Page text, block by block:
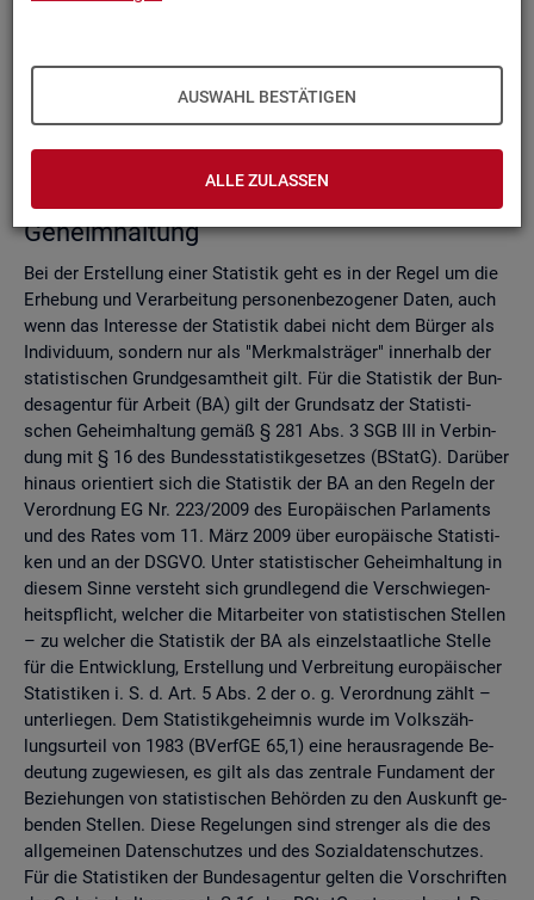
AUSWAHL BESTÄTIGEN
ALLE ZULASSEN
tung
Zell­sper­rungs­ver­fah­ren
Run­dungs­ver­fah­ren
Ver­gleich der Ver­fah­ren
Recht­li­che Grund­la­gen der sta­tis­ti­schen
Ge­heim­hal­tung
Bei der Er­stel­lung einer Sta­tis­tik geht es in der Regel um die
Er­he­bung und Ver­ar­bei­tung per­so­nen­be­zo­ge­ner Daten, auch
wenn das In­ter­es­se der Sta­tis­tik dabei nicht dem Bür­ger als
In­di­vi­du­um, son­dern nur als "Merk­mals­trä­ger" in­ner­halb der
sta­tis­ti­schen Grund­ge­samt­heit gilt. Für die Sta­tis­tik der Bun­
des­agen­tur für Ar­beit (BA) gilt der Grund­satz der Sta­tis­ti­
schen Ge­heim­hal­tung gemäß § 281 Abs. 3 SGB III in Ver­bin­
dung mit § 16 des Bun­des­sta­tis­tik­ge­set­zes (BStatG). Dar­über
hin­aus ori­en­tiert sich die Sta­tis­tik der BA an den Re­geln der
Ver­ord­nung EG Nr. 223/2009 des Eu­ro­päi­schen Par­la­ments
und des Rates vom 11. März 2009 über eu­ro­päi­sche Sta­tis­ti­
ken und an der DSGVO. Unter sta­tis­ti­scher Ge­heim­hal­tung in
die­sem Sinne ver­steht sich grund­le­gend die Ver­schwie­gen­
heits­pflicht, wel­cher die Mit­ar­bei­ter von sta­tis­ti­schen Stel­len
– zu wel­cher die Sta­tis­tik der BA als ein­zel­staat­li­che Stel­le
für die Ent­wick­lung, Er­stel­lung und Ver­brei­tung eu­ro­päi­scher
Sta­tis­ti­ken i. S. d. Art. 5 Abs. 2 der o. g. Ver­ord­nung zählt –
un­ter­lie­gen. Dem Sta­tis­tik­ge­heim­nis wurde im Volks­zäh­
lungs­ur­teil von 1983 (BVerf­GE 65,1) eine her­aus­ra­gen­de Be­
deu­tung zu­ge­wie­sen, es gilt als das zen­tra­le Fun­da­ment der
Be­zie­hun­gen von sta­tis­ti­schen Be­hör­den zu den Aus­kunft ge­
ben­den Stel­len. Diese Re­ge­lun­gen sind stren­ger als die des
all­ge­mei­nen Da­ten­schut­zes und des So­zi­al­da­ten­schut­zes.
Für die Sta­tis­ti­ken der Bun­des­agen­tur gel­ten die Vor­schrif­ten